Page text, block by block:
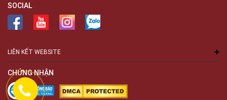
SOCIAL
LIÊN KẾT WEBSITE
CHỨNG NHẬN